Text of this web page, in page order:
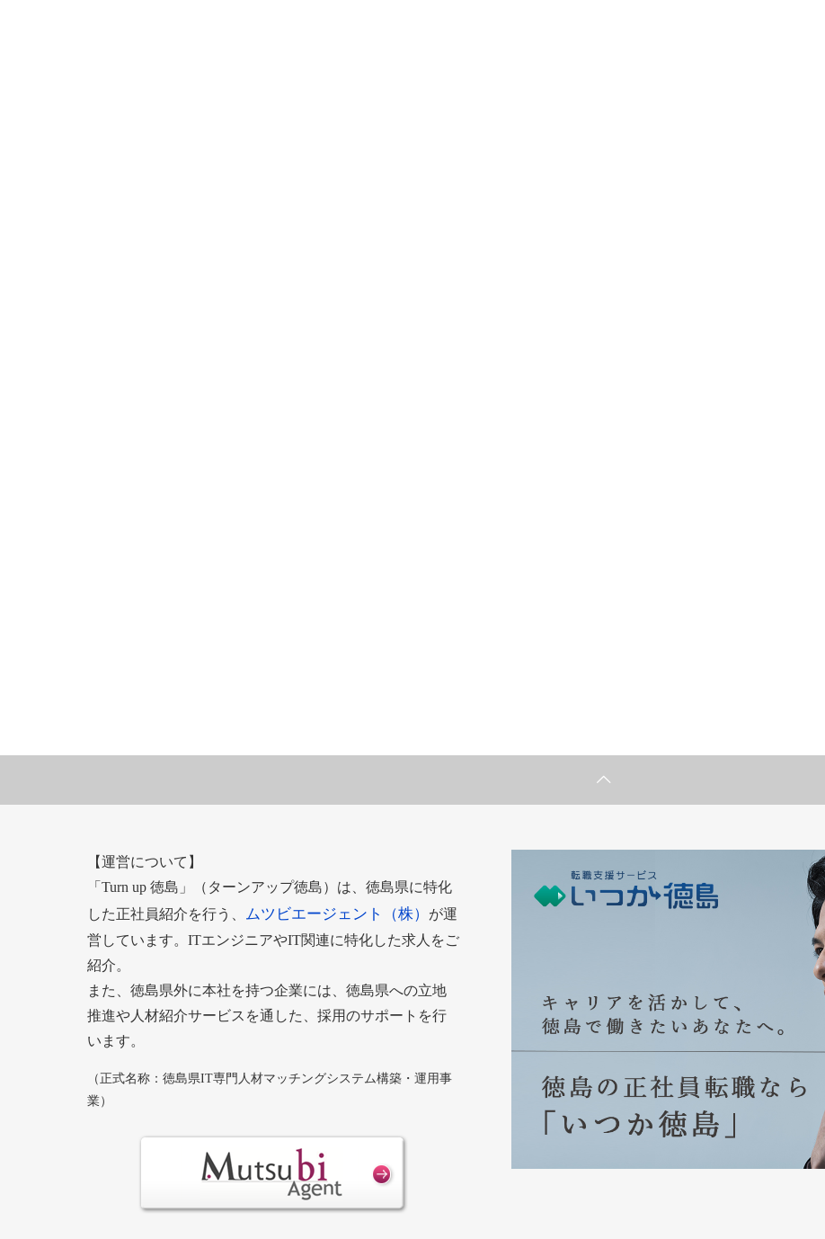
【運営について】
「Turn up 徳島」（ターンアップ徳島）は、徳島県に特化
した正社員紹介を行う、
ムツビエージェント（株）
が運
営しています。ITエンジニアやIT関連に特化した求人をご
紹介。
また、徳島県外に本社を持つ企業には、徳島県への立地
推進や人材紹介サービスを通した、採用のサポートを行
います。
（正式名称：徳島県IT専門人材マッチングシステム構築・運用事
業）